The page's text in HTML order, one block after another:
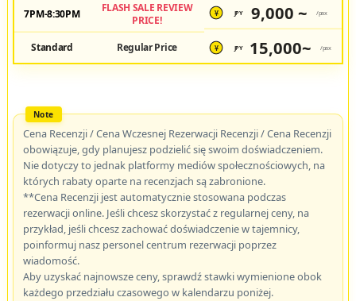
7PM-8:30PM
FLASH SALE REVIEW
PRICE!
¥ JPY 9,000 ~ /pax
Standard Regular Price ¥ JPY 15,000~ /pax
Cena Recenzji / Cena Wczesnej Rezerwacji Recenzji / Cena Recenzji
obowiązuje, gdy planujesz podzielić się swoim doświadczeniem.
Nie dotyczy to jednak platformy mediów społecznościowych, na
których rabaty oparte na recenzjach są zabronione.
**Cena Recenzji jest automatycznie stosowana podczas
rezerwacji online. Jeśli chcesz skorzystać z regularnej ceny, na
przykład, jeśli chcesz zachować doświadczenie w tajemnicy,
poinformuj nasz personel centrum rezerwacji poprzez
wiadomość.
Aby uzyskać najnowsze ceny, sprawdź stawki wymienione obok
każdego przedziału czasowego w kalendarzu poniżej.